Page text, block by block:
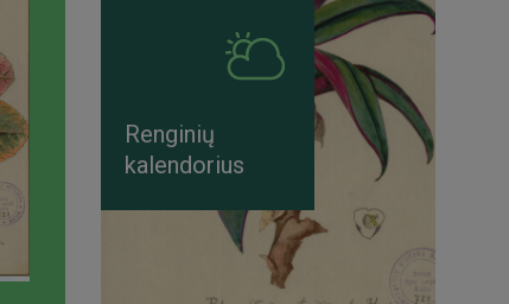
Renginių
kalendorius